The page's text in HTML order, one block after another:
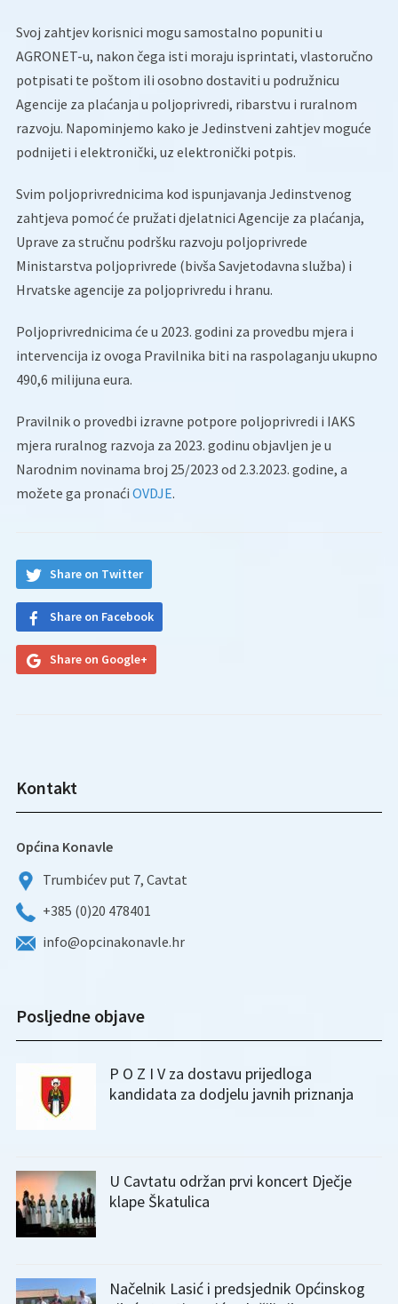
Svoj zahtjev korisnici mogu samostalno popuniti u
AGRONET-u, nakon čega isti moraju isprintati, vlastoručno
potpisati te poštom ili osobno dostaviti u podružnicu
Agencije za plaćanja u poljoprivredi, ribarstvu i ruralnom
razvoju. Napominjemo kako je Jedinstveni zahtjev moguće
podnijeti i elektronički, uz elektronički potpis.
Svim poljoprivrednicima kod ispunjavanja Jedinstvenog
zahtjeva pomoć će pružati djelatnici Agencije za plaćanja,
Uprave za stručnu podršku razvoju poljoprivrede
Ministarstva poljoprivrede (bivša Savjetodavna služba) i
Hrvatske agencije za poljoprivredu i hranu.
Poljoprivrednicima će u 2023. godini za provedbu mjera i
intervencija iz ovoga Pravilnika biti na raspolaganju ukupno
490,6 milijuna eura.
Pravilnik o provedbi izravne potpore poljoprivredi i IAKS
mjera ruralnog razvoja za 2023. godinu objavljen je u
Narodnim novinama broj 25/2023 od 2.3.2023. godine, a
možete ga pronaći OVDJE.
Share on Twitter
Share on Facebook
Share on Google+
Kontakt
Općina Konavle
Trumbićev put 7, Cavtat
+385 (0)20 478401
info@opcinakonavle.hr
Posljedne objave
P O Z I V za dostavu prijedloga
kandidata za dodjelu javnih priznanja
U Cavtatu održan prvi koncert Dječje
klape Škatulica
Načelnik Lasić i predsjednik Općinskog